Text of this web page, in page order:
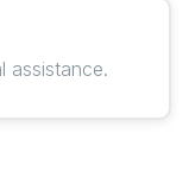
assistance.